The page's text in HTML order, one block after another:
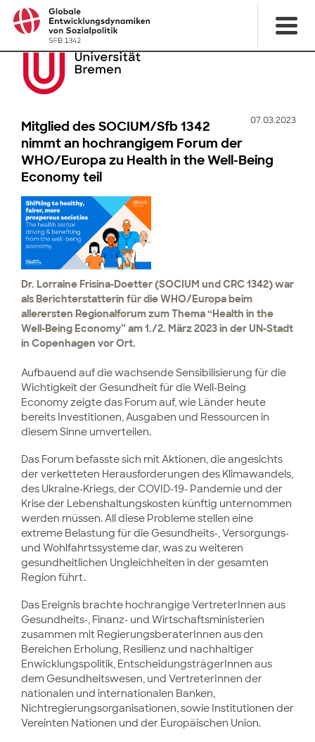
07.03.2023
Mitglied des SOCIUM/Sfb 1342
nimmt an hochrangigem Forum der
WHO/Europa zu Health in the Well-Being
Economy teil
Dr. Lorraine Frisina-Doetter (SOCIUM und CRC 1342) war
als Berichterstatterin für die WHO/Europa beim
allerersten Regionalforum zum Thema “Health in the
Well-Being Economy” am 1./2. März 2023 in der UN-Stadt
in Copenhagen vor Ort.
Aufbauend auf die wachsende Sensibilisierung für die
Wichtigkeit der Gesundheit für die Well-Being
Economy zeigte das Forum auf, wie Länder heute
bereits Investitionen, Ausgaben und Ressourcen in
diesem Sinne umverteilen.
Das Forum befasste sich mit Aktionen, die angesichts
der verketteten Herausforderungen des Klimawandels,
des Ukraine-Kriegs, der COVID-19- Pandemie und der
Krise der Lebenshaltungskosten künftig unternommen
werden müssen. All diese Probleme stellen eine
extreme Belastung für die Gesundheits-, Versorgungs-
und Wohlfahrtssysteme dar, was zu weiteren
gesundheitlichen Ungleichheiten in der gesamten
Region führt.
Das Ereignis brachte hochrangige VertreterInnen aus
Gesundheits-, Finanz- und Wirtschaftsministerien
zusammen mit RegierungsberaterInnen aus den
Bereichen Erholung, Resilienz und nachhaltiger
Enwicklungspolitik, EntscheidungsträgerInnen aus
dem Gesundheitswesen, und VertreterInnen der
nationalen und internationalen Banken,
Nichtregierungsorganisationen, sowie Institutionen der
Vereinten Nationen und der Europäischen Union.